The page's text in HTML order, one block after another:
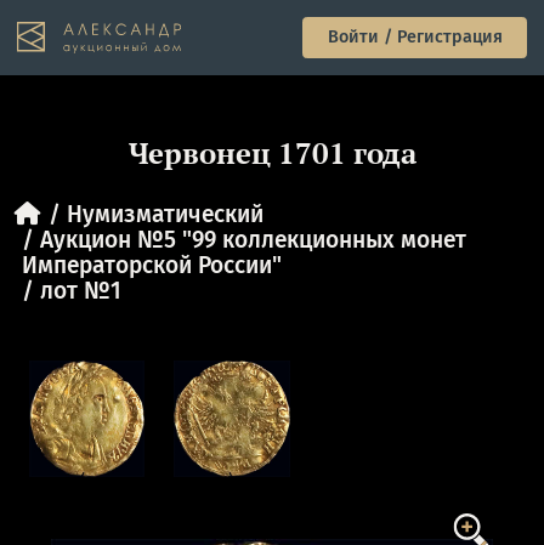
Войти / Регистрация
Червонец 1701 года
Нумизматический
Аукцион №5 "99 коллекционных монет
Императорской России"
лот №1